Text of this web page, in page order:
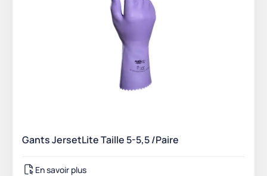
Gants JersetLite Taille 5-5,5 /Paire
En savoir plus